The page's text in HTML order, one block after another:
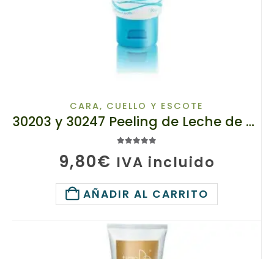
CARA, CUELLO Y ESCOTE
30203 y 30247 Peeling de Leche de Cara TIANDE Limpia extra! Peso: 120 g
9,80€ IVA incluido
AÑADIR AL CARRITO